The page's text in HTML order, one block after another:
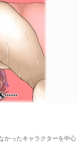
かったキャラクターを中心